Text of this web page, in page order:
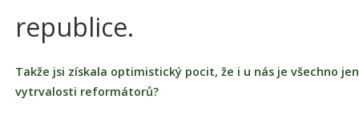
republice.
Takže jsi získala optimistický pocit, že i u nás je všechno
vytrvalosti reformátorů?